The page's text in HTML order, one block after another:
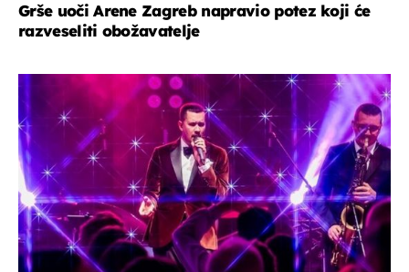
Grše uoči Arene Zagreb napravio potez koji će
razveseliti obožavatelje